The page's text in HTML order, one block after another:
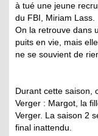
à tué une jeune
du FBI, Miriam Lass.
On la retrouve dans
puits en vie, mais elle
ne se souvient de
Durant cette saison,
Verger : Margot, la
Verger. La saison 2
final inattendu.